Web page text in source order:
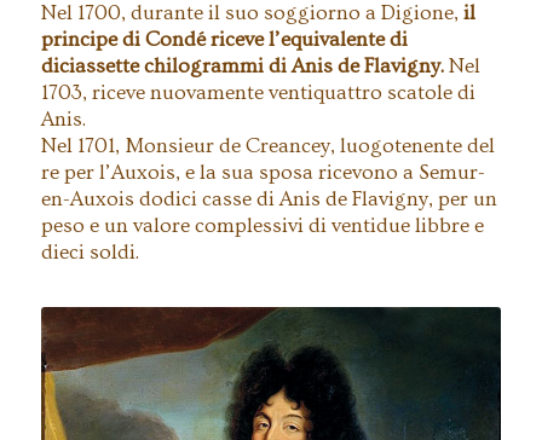
Nel 1700, durante il suo soggiorno a Digione, il
principe di Condé riceve l’equivalente di
diciassette chilogrammi di Anis de Flavigny.Nel
1703, riceve nuovamente ventiquattro scatole di
Anis.
Nel 1701, Monsieur de Creancey, luogotenente del
re per l’Auxois, e la sua sposa ricevono a Semur-
en-Auxois dodici casse di Anis de Flavigny, per un
peso e un valore complessivi di ventidue libbre e
dieci soldi.